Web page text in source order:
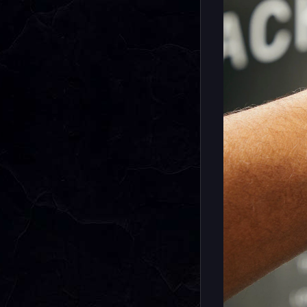
Всего к
серий,
RUSSIA.
Конечно
джишоков
функцию